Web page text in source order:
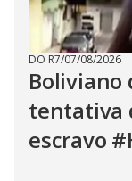
DO R7/07/08/2026
Boliviano
tentativa
escravo